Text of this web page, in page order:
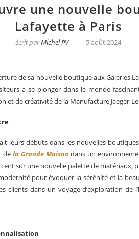
une nouvelle
Lafayette à Paris
écrit parMichel PV 5 août 2024
de sa nouvelle boutique aux Galeries
à se plonger dans le monde
et de créativité de la Manufacture Jaeger-
leurs débuts dans les nouvelles
de la Grande Maison dans un
sur une nouvelle palette de
pour évoquer la sérénité et la
clients dans un voyage d’exploration de
La Santos de Cartier